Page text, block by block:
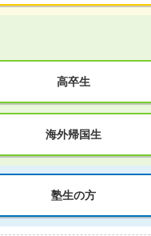
高卒生
海外帰国生
塾生の方